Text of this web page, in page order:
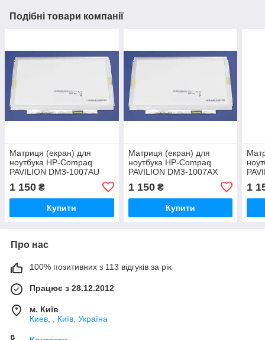
Подібні товари компанії
Матриця (екран) для
ноутбука HP-Compaq
PAVILION DM3-1007AU
1 150 ₴
Купити
Матриця (екран) для
ноутбука HP-Compaq
PAVILION DM3-1007AX
1 150₴
Купити
1
Про нас
100% позитивних з 113 відгуків за рік
Працює з 28.12.2012
м. Київ
Киев, , Київ, Україна